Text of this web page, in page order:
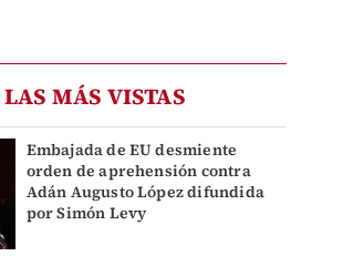
LAS MÁS VISTAS
Embajada de EU desmiente
orden de aprehensión contra
Adán Augusto López difundida
por Simón Levy